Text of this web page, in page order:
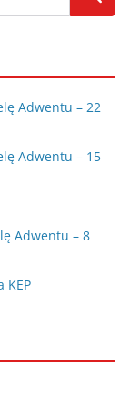
Adwentu – 22
Adwentu – 15
Adwentu – 8
KEP